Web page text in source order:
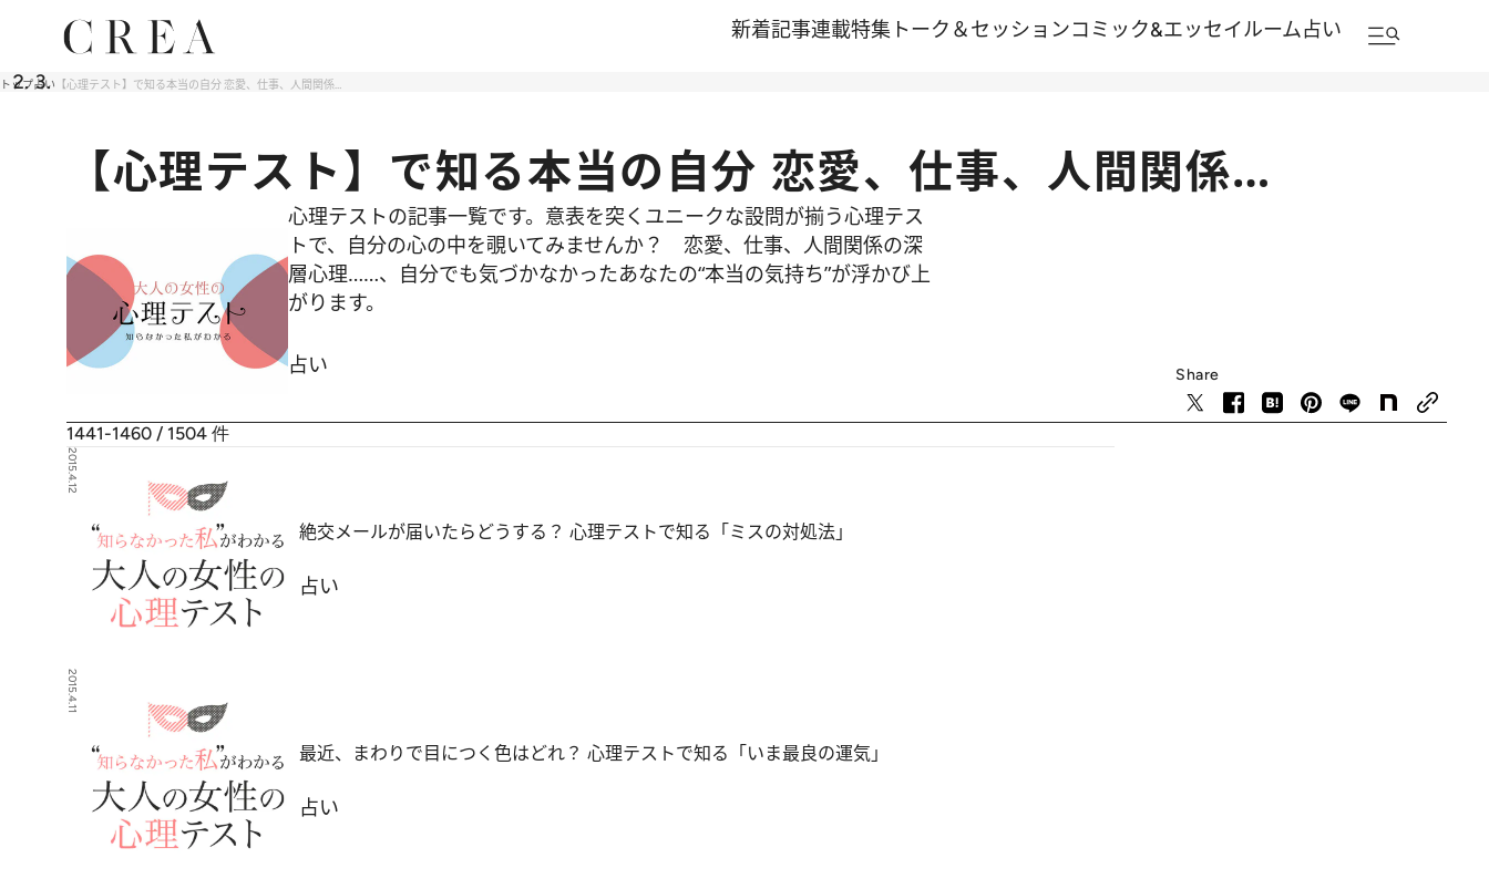
新着記事連載特集 トーク＆セッションコミック&エッセイルーム占い
トップ占い 【心理テスト】で知る本当の自分 恋愛、仕事、人間関係…
【心理テスト】で知る本当の自分 恋愛、仕事、人間関係…
心理テストの記事一覧です。意表を突くユニークな設問が揃う心理テス
トで、自分の心の中を覗いてみませんか？ 恋愛、仕事、人間関係の深
層心理……、自分でも気づかなかったあなたの“本当の気持ち”が浮かび上
がります。
占い Share
1441-1460 / 1504 件
2015.4.12
絶交メールが届いたらどうする？ 心理テストで知る「ミスの対処法」
占い
2015.4.11
最近、まわりで目につく色はどれ？ 心理テストで知る「いま最良の運気」
占い